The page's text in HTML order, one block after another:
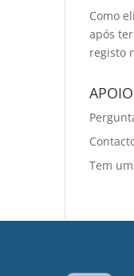
Como
após
registo
Tem